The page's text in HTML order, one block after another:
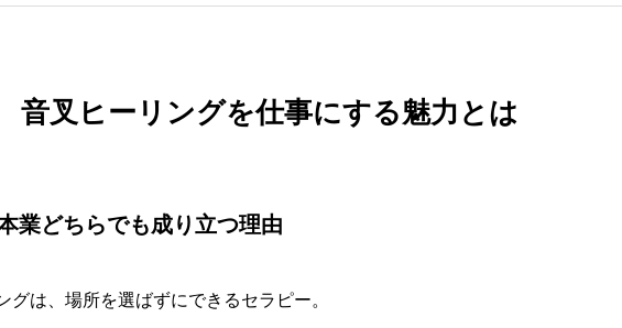
音叉ヒーリングを仕事にする魅力とは
業どちらでも成り立つ理由
グは、場所を選ばずにできるセラピー。